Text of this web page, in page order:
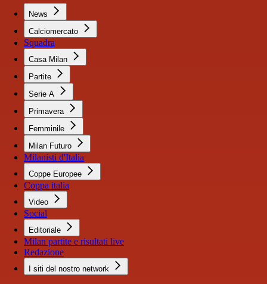
News
Calciomercato
Squadra
Casa Milan
Partite
Serie A
Primavera
Femminile
Milan Futuro
Milanisti d'Italia
Coppe Europee
Coppa italia
Video
Social
Editoriale
Milan partite e risultati live
Redazione
I siti del nostro network